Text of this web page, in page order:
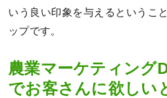
いう良い印象を与えるというこ
ップです。
農業マーケティング
でお客さんに欲しい